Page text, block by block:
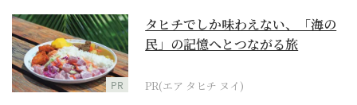
PR
タヒチでしか味わえない、「海の
民」の記憶へとつながる旅
PR(エア タヒチ ヌイ)